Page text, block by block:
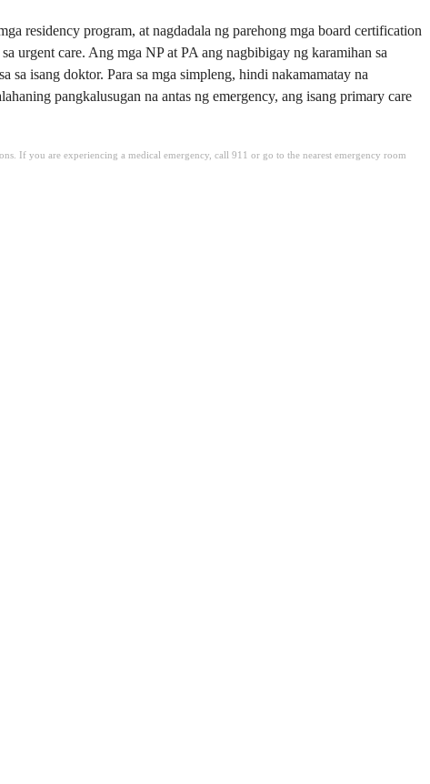
residency program, at nagdadala ng parehong mga board certification
urgent care. Ang mga NP at PA ang nagbibigay ng karamihan sa
sa isang doktor. Para sa mga simpleng, hindi nakamamatay na
pangkalusugan na antas ng emergency, ang isang primary care
If you are experiencing a medical emergency, call 911 or go to the nearest emergency room